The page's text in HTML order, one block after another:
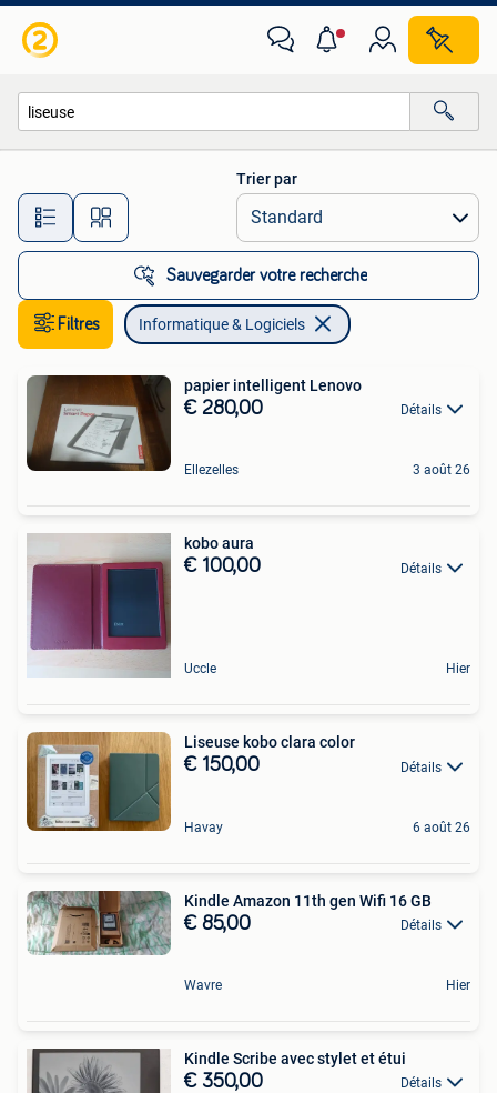
Toutes les distances…
Trier par
Sauvegarder votre recherche
Filtres Informatique & Logiciels
papier intelligent Lenovo
€ 280,00 Détails
Ellezelles 3 août 26
kobo aura
€ 100,00 Détails
Uccle Hier
Liseuse kobo clara color
€ 150,00 Détails
Havay 6 août 26
Kindle Amazon 11th gen Wifi 16 GB
€ 85,00 Détails
Wavre Hier
Kindle Scribe avec stylet et étui
€ 350,00 Détails